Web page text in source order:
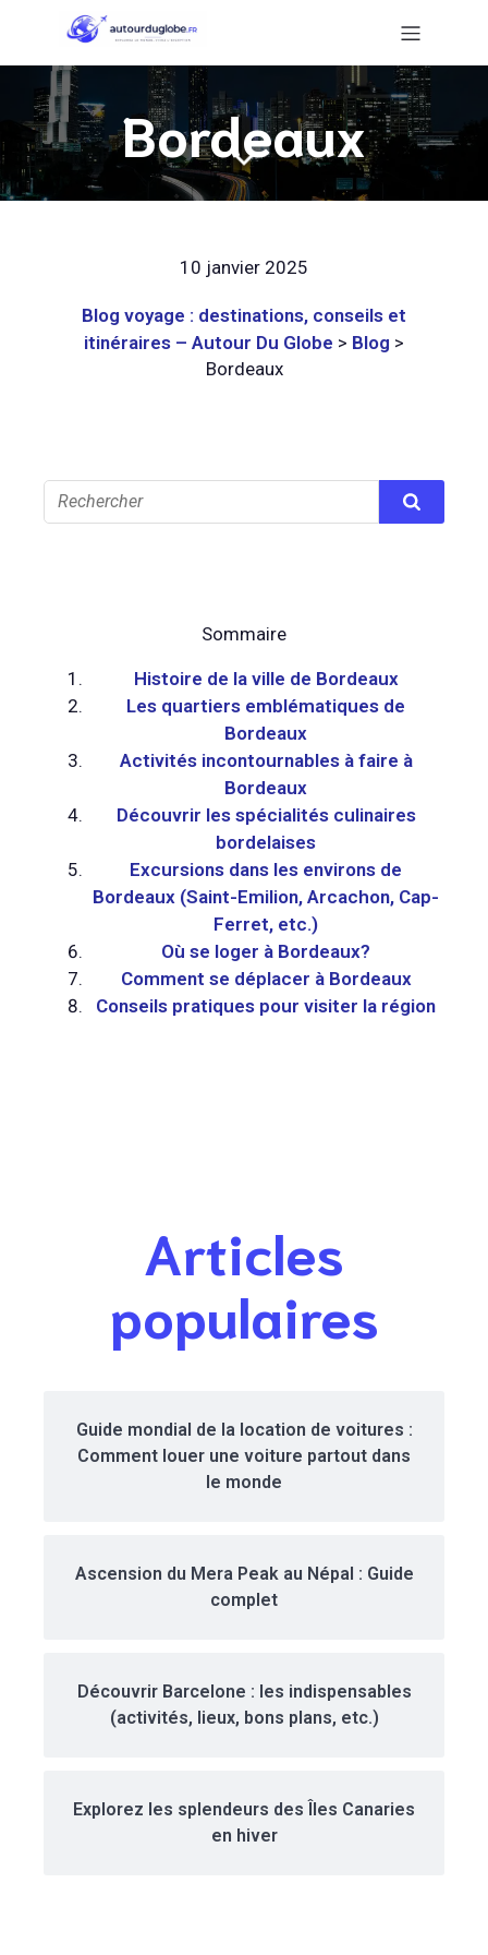
Bordeaux
10 janvier 2025
Blog voyage : destinations, conseils et
itinéraires – Autour Du Globe > Blog >
Bordeaux
Sommaire
Histoire de la ville de Bordeaux
Les quartiers emblématiques de
Bordeaux
Activités incontournables à faire à
Bordeaux
Découvrir les spécialités culinaires
bordelaises
Excursions dans les environs de
Bordeaux (Saint-Emilion, Arcachon, Cap-
Ferret, etc.)
Où se loger à Bordeaux?
Comment se déplacer à Bordeaux
Conseils pratiques pour visiter la région
Articles
populaires
Guide mondial de la location de voitures :
Comment louer une voiture partout dans
le monde
Ascension du Mera Peak au Népal : Guide
complet
Découvrir Barcelone : les indispensables
(activités, lieux, bons plans, etc.)
Explorez les splendeurs des Îles Canaries
en hiver